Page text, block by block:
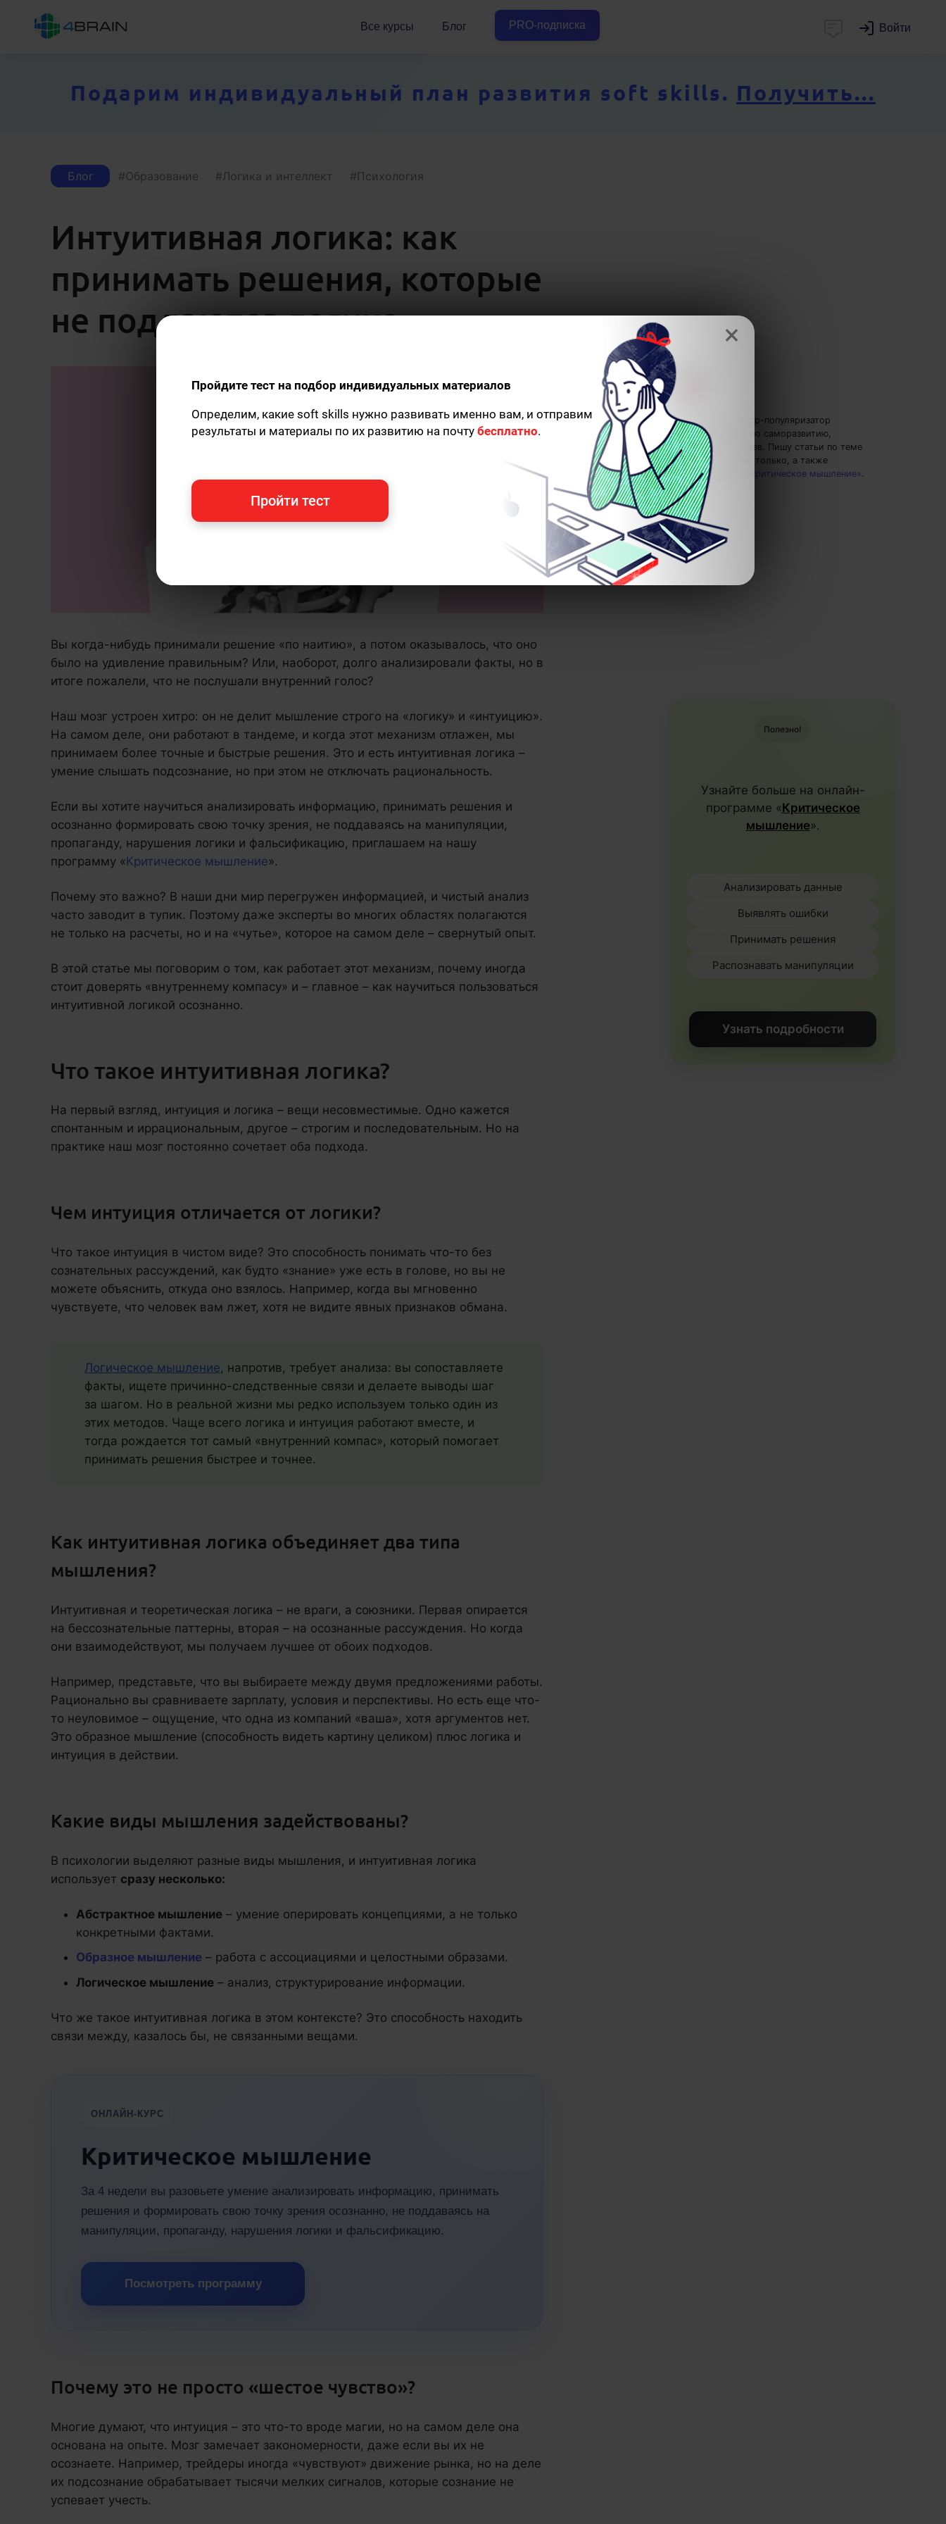
Все курсы Блог PRO-подписка Войти
Подарим индивидуальный план развития soft skills. Получить...
Блог Образование Логика и интеллект Психология
Интуитивная логика: как
принимать решения, которые
не поддаются логике
Елена Ланта
— автор-популяризатор
экспертных знаний по саморазвитию,
преподаватель танцев. Пишу статьи по теме
«Образование»
и не только, а также
рекомендую курс
«Критическое мышление».
Вы когда-нибудь принимали решение «по наитию», а потом оказывалось, что оно
было на удивление правильным? Или, наоборот, долго анализировали факты, но в
итоге пожалели, что не послушали внутренний голос?
Наш мозг устроен хитро: он не делит мышление строго на «логику» и «интуицию».
На самом деле, они работают в тандеме, и когда этот механизм отлажен, мы
принимаем более точные и быстрые решения. Это и есть интуитивная логика –
умение слышать подсознание, но при этом не отключать рациональность.
Если вы хотите научиться анализировать информацию, принимать решения и
осознанно формировать свою точку зрения, не поддаваясь на манипуляции,
пропаганду, нарушения логики и фальсификацию, приглашаем на нашу
программу «Критическое мышление».
Почему это важно? В наши дни мир перегружен информацией, и чистый анализ
часто заводит в тупик. Поэтому даже эксперты во многих областях полагаются
не только на расчеты, но и на «чутье», которое на самом деле – свернутый опыт.
В этой статье мы поговорим о том, как работает этот механизм, почему иногда
стоит доверять «внутреннему компасу» и – главное – как научиться пользоваться
интуитивной логикой осознанно.
Что такое интуитивная логика?
На первый взгляд, интуиция и логика – вещи несовместимые. Одно кажется
спонтанным и иррациональным, другое – строгим и последовательным. Но на
практике наш мозг постоянно сочетает оба подхода.
Чем интуиция отличается от логики?
Что такое интуиция в чистом виде? Это способность понимать что-то без
сознательных рассуждений, как будто «знание» уже есть в голове, но вы не
можете объяснить, откуда оно взялось. Например, когда вы мгновенно
чувствуете, что человек вам лжет, хотя не видите явных признаков обмана.
Логическое мышление, напротив, требует анализа: вы сопоставляете
факты, ищете причинно-следственные связи и делаете выводы шаг
за шагом. Но в реальной жизни мы редко используем только один из
этих методов. Чаще всего логика и интуиция работают вместе, и
тогда рождается тот самый «внутренний компас», который помогает
принимать решения быстрее и точнее.
Как интуитивная логика объединяет два типа
мышления?
Интуитивная и теоретическая логика – не враги, а союзники. Первая опирается
на бессознательные паттерны, вторая – на осознанные рассуждения. Но когда
они взаимодействуют, мы получаем лучшее от обоих подходов.
Например, представьте, что вы выбираете между двумя предложениями работы.
Рационально вы сравниваете зарплату, условия и перспективы. Но есть еще что-
то неуловимое – ощущение, что одна из компаний «ваша», хотя аргументов нет.
Это образное мышление (способность видеть картину целиком) плюс логика и
интуиция в действии.
Какие виды мышления задействованы?
В психологии выделяют разные виды мышления, и интуитивная логика
использует сразу несколько:
Абстрактное мышление – умение оперировать концепциями, а не только
конкретными фактами.
Образное мышление – работа с ассоциациями и целостными образами.
Логическое мышление – анализ, структурирование информации.
Что же такое интуитивная логика в этом контексте? Это способность находить
связи между, казалось бы, не связанными вещами.
ОНЛАЙН-КУРС
Критическое мышление
За 4 недели вы разовьете умение анализировать информацию, принимать
решения и формировать свою точку зрения осознанно, не поддаваясь на
манипуляции, пропаганду, нарушения логики и фальсификацию.
Посмотреть программу
Почему это не просто «шестое чувство»?
Многие думают, что интуиция – это что-то вроде магии, но на самом деле она
основана на опыте. Мозг замечает закономерности, даже если вы их не
осознаете. Например, трейдеры иногда «чувствуют» движение рынка, но на деле
их подсознание обрабатывает тысячи мелких сигналов, которые сознание не
успевает учесть.
Полезно!
Узнайте больше на онлайн-
программе «Критическое
мышление».
Анализировать данные
Выявлять ошибки
Принимать решения
Распознавать манипуляции
Узнать подробности
×
Пройдите тест на подбор индивидуальных материалов
Определим, какие soft skills нужно развивать именно вам, и отправим
результаты и материалы по их развитию на почту бесплатно.
Пройти тест